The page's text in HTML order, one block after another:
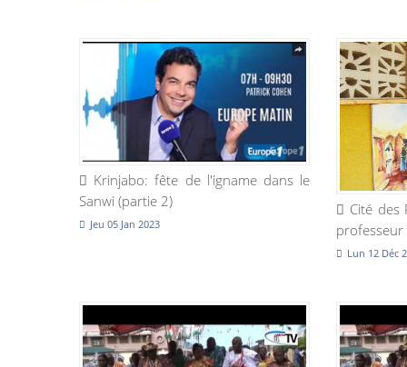
Krinjabo: fête de l'igname dans le
Sanwi (partie 2)
Jeu 05 Jan 2023
Cité des
professeur
Lun 12 Déc